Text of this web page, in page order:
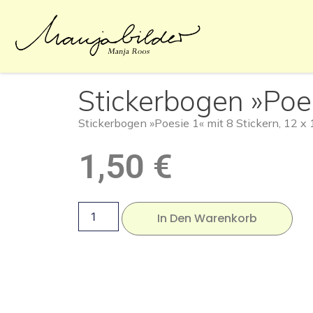
Stickerbogen
Stickerbogen »Poesie 1« mit 8 Stickern, 12 x
1,50 €
In Den Warenkorb